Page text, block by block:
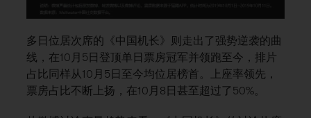
多日位居次席的《中国机长》则走出了强势逆袭的曲
线，在10月5日登顶单日票房冠军并领跑至今，排片
占比同样从10月5日至今均位居榜首。上座率领先，
票房占比不断上扬，在10月8日甚至超过了50%。